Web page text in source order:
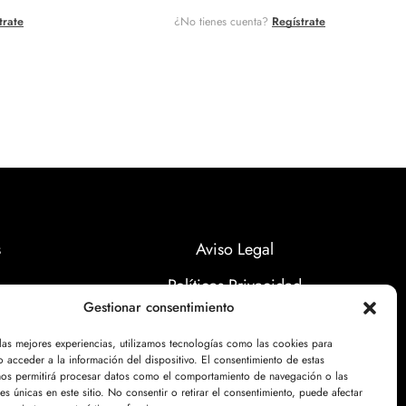
Gestionar consentimiento
mejores experiencias, utilizamos tecnologías como las cookies para
acceder a la información del dispositivo. El consentimiento de estas
permitirá procesar datos como el comportamiento de navegación o las
únicas en este sitio. No consentir o retirar el consentimiento, puede afectar
¿No tienes cuenta? Regístrate
Aviso Legal
Políticas Privacidad